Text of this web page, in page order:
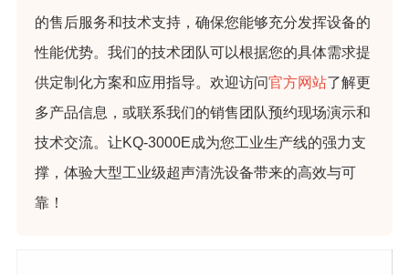
的售后服务和技术支持，确保您能够充分发挥设备的
性能优势。我们的技术团队可以根据您的具体需求提
供定制化方案和应用指导。欢迎访问官方网站了解更
多产品信息，或联系我们的销售团队预约现场演示和
技术交流。让KQ-3000E成为您工业生产线的强力支
撑，体验大型工业级超声清洗设备带来的高效与可
靠！